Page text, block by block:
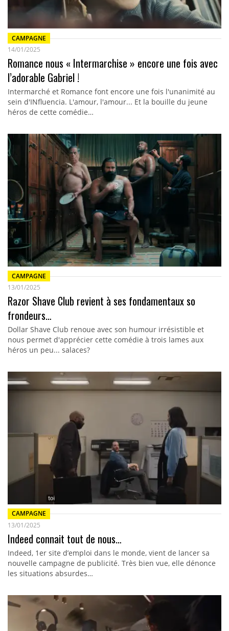
CAMPAGNE
14/01/2025
Romance nous « Intermarchise » encore une fois avec
l’adorable Gabriel !
Intermarché et Romance font encore une fois l'unanimité au
sein d'INfluencia. L'amour, l'amour... Et la bouille du jeune
héros de cette comédie…
CAMPAGNE
13/01/2025
Razor Shave Club revient à ses fondamentaux so
frondeurs…
Dollar Shave Club renoue avec son humour irrésistible et
nous permet d'apprécier cette comédie à trois lames aux
héros un peu... salaces?
CAMPAGNE
13/01/2025
Indeed connait tout de nous…
Indeed, 1er site d’emploi dans le monde, vient de lancer sa
nouvelle campagne de publicité. Très bien vue, elle dénonce
les situations absurdes…